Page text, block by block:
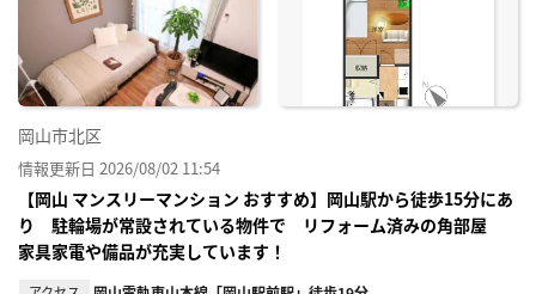
岡山市北区
情報更新日 2026/08/02 11:54
【岡山 マンスリーマンション おすすめ】岡山駅から徒歩15分にあ
り 駐輪場が常設されている物件で リフォーム済みの角部屋
家具家電や備品が充実しています！